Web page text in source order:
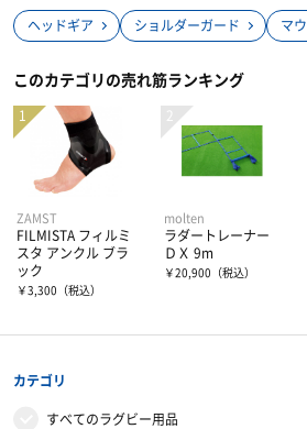
ヘッドギア ショルダーガード マ
このカテゴリの売れ筋ランキング
ZAMST
FILMISTA フィルミ
スタ アンクル ブラ
ック
￥3,300 （税込）
molten
ラダートレーナー
ＤＸ 9m
￥20,900 （税込）
カテゴリ
すべてのラグビー用品